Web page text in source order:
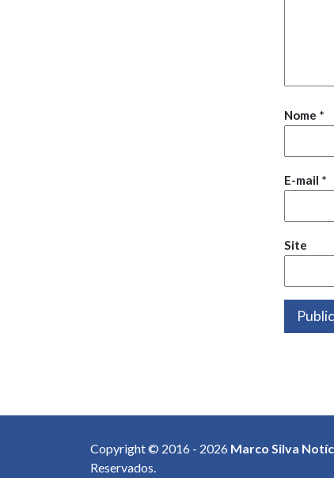
Nome *
E-mail *
Site
Copyright © 2016 - 2026 Marco Silva
Reservados.